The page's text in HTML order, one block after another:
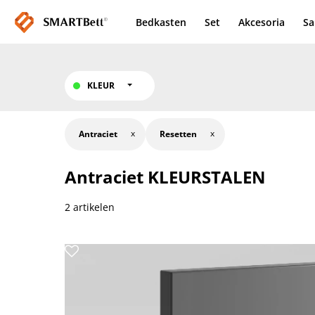
Bedkasten Set Akcesoria
KLEUR
Antraciet Resetten
Antraciet KLEURSTALEN
2 artikelen